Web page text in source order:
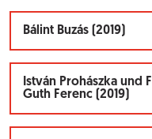
Bálint Buzás (2019)
István Prohászka und
Guth Ferenc (2019)